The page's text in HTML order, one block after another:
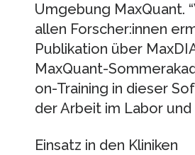
Umgebung MaxQuant.
allen Forscher:innen
Publikation über
MaxQuant-
on-Training in dieser
der Arbeit im Labor
Einsatz in den Kliniken